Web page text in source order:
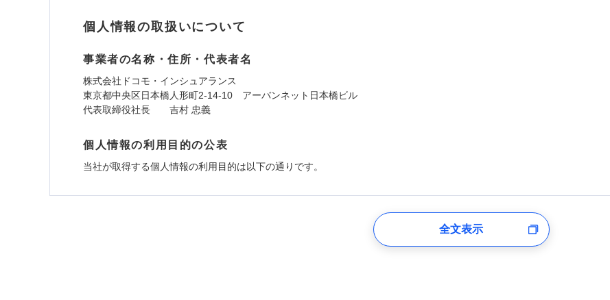
個人情報の取扱いについて
事業者の名称・住所・代表者名
株式会社ドコモ・インシュアランス
東京都中央区日本橋人形町2-14-10 アーバンネット日本橋ビル
代表取締役社長 吉村 忠義
個人情報の利用目的の公表
当社が取得する個人情報の利用目的は以下の通りです。
郵便、電話、およびＥメール等により、当社と取引のあるもしくは委託を受けている保険会社・提携会社の保険その他に
め、また維持管理等の委託業務遂行のため、またそれらに付帯、関連する当社および提携会社のサービスを案内、提供する
全文表示